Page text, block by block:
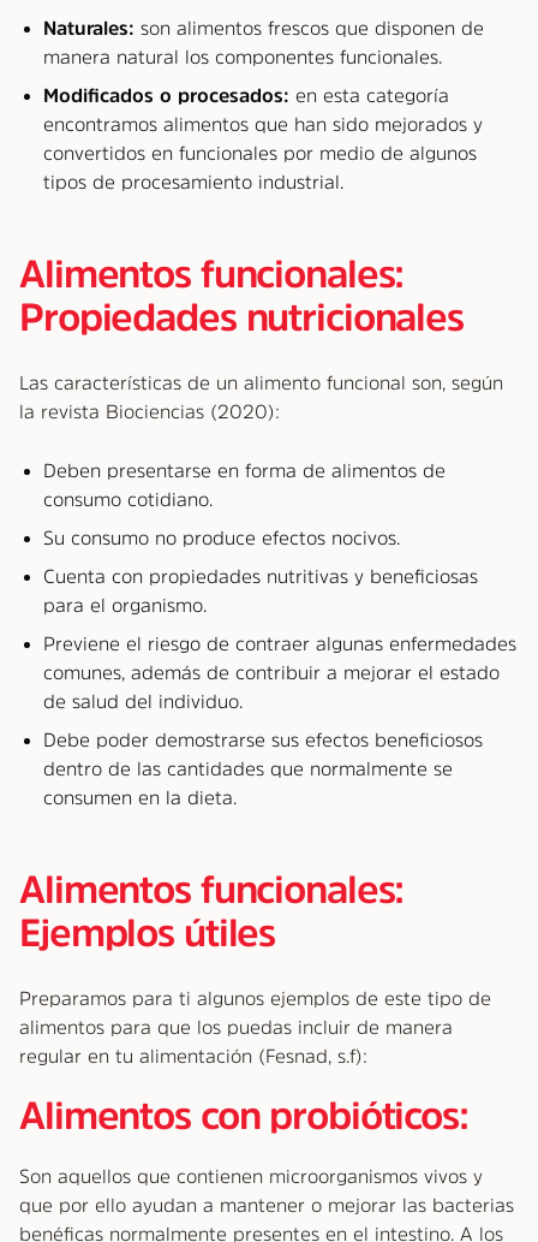
Naturales: son alimentos frescos que disponen de
manera natural los componentes funcionales.
Modificados o procesados: en esta categoría
encontramos alimentos que han sido mejorados y
convertidos en funcionales por medio de algunos
tipos de procesamiento industrial.
Alimentos funcionales:
Propiedades nutricionales
Las características de un alimento funcional son, según
la revista Biociencias (2020):
Deben presentarse en forma de alimentos de
consumo cotidiano.
Su consumo no produce efectos nocivos.
Cuenta con propiedades nutritivas y beneficiosas
para el organismo.
Previene el riesgo de contraer algunas enfermedades
comunes, además de contribuir a mejorar el estado
de salud del individuo.
Debe poder demostrarse sus efectos beneficiosos
dentro de las cantidades que normalmente se
consumen en la dieta.
Alimentos funcionales:
Ejemplos útiles
Preparamos para ti algunos ejemplos de este tipo de
alimentos para que los puedas incluir de manera
regular en tu alimentación (Fesnad, s.f):
Alimentos con probióticos:
Son aquellos que contienen microorganismos vivos y
que por ello ayudan a mantener o mejorar las bacterias
benéficas normalmente presentes en el intestino. A los